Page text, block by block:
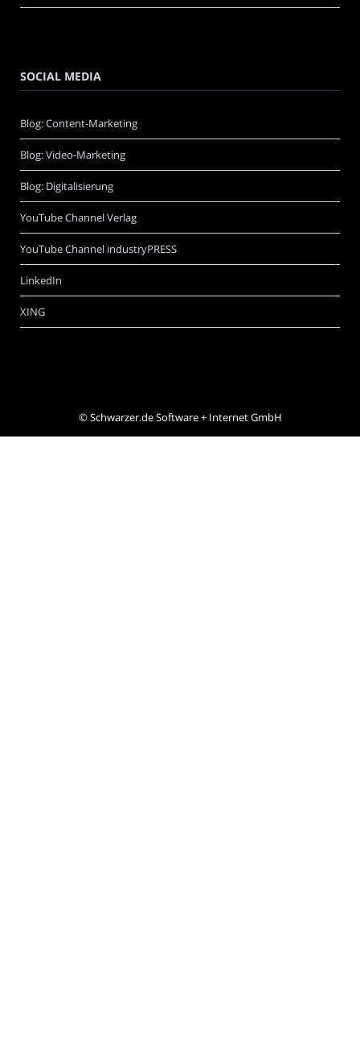
SOCIAL MEDIA
Blog: Content-Marketing
Blog: Video-Marketing
Blog: Digitalisierung
YouTube Channel Verlag
YouTube Channel industryPRESS
LinkedIn
XING
©Schwarzer.de Software + Internet GmbH